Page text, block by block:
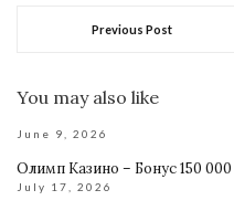
Previous Post
You may also like
June 9, 2026
Олимп Казино – Бонус 150
July 17, 2026